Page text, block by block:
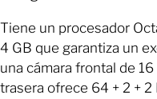
Tiene un procesador
4 GB que garantiza un
una cámara frontal de
trasera ofrece 64 + 2 + 2